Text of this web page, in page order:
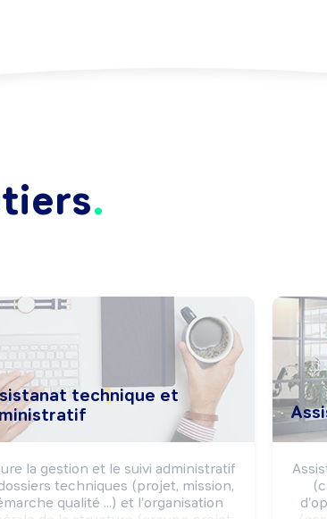
technique et
la gestion et le suivi administratif
techniques (projet, mission,
qualité ...) et l'organisation